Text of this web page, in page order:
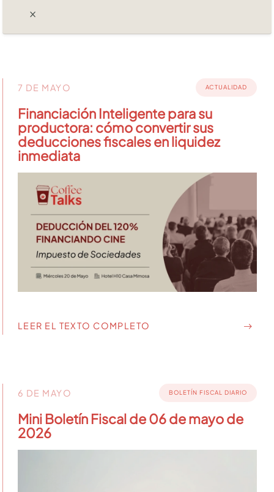
7 DE MAYO ACTUALIDAD
Financiación Inteligente para su
productora: cómo convertir sus
deducciones fiscales en liquidez
inmediata
LEER EL TEXTO COMPLETO
6 DE MAYO BOLETÍN FISCAL DIARIO
Mini Boletín Fiscal de 06 de mayo de
2026